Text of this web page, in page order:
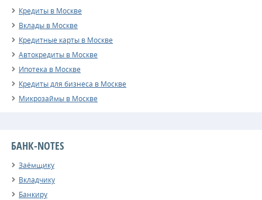
Кредиты в Москве
Вклады в Москве
Кредитные карты в Москве
Автокредиты в Москве
Ипотека в Москве
Кредиты для бизнеса в Москве
Микрозаймы в Москве
БАНК-NOTES
Заёмщику
Вкладчику
Банкиру